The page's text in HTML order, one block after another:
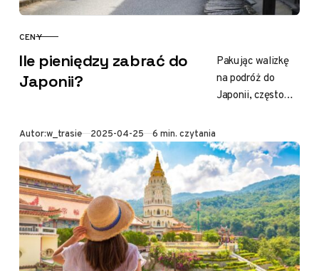
KATEGORIA
CENY
Ile pieniędzy zabrać do
Japonii?
Pakując walizkę
na podróż do
Japonii, często
finansowych
będzie nam
potrzebnych.
Dzięki temu
możemy w pełni…
Autor:w_trasie Opublikowano
2025-04-25 6 min. czytania